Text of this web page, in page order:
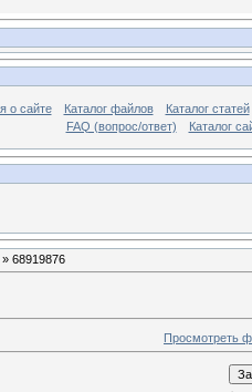
о сайте Каталог файлов
Каталог статей
FAQ (вопрос/ответ)
Каталог
» 68919876
Просмотреть